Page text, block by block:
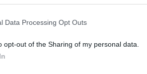
Data Processing Opt Outs
opt-out of the Sharing of my personal data.
Raffaele. Voluto con
arrivato in granata dopo la
Villa si è imposto come pedina